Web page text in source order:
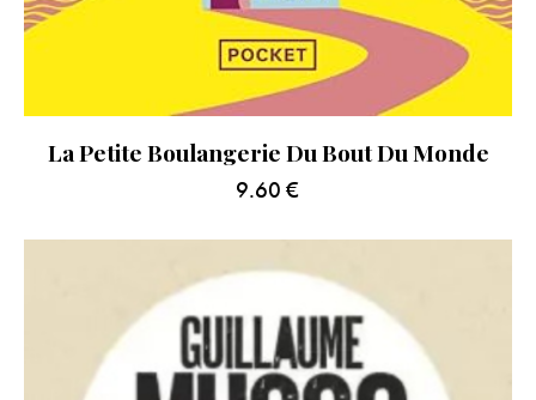
La Petite Boulangerie Du Bout Du Monde
9.60 €